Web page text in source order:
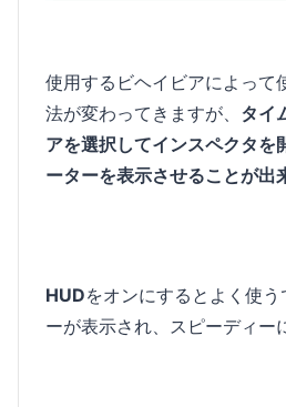
使用するビヘイビアによって
法が変わってきますが、 タイ
アを選択してインスペクタを
ーターを表示させることが出
HUDをオンにするとよく使
ーが表示され、スピーディー